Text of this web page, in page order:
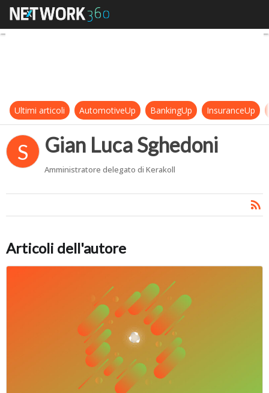
Gian Luca Sghedoni
Ultimi articoli AutomotiveUp BankingUp InsuranceUp
S Gian Luca Sghedoni
Amministratore delegato di Kerakoll
Articoli dell'autore